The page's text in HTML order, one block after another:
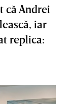
că Andrei
iar
replica: